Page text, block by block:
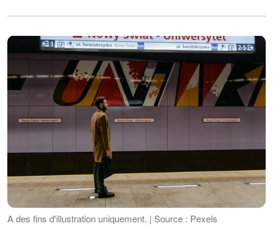
A des fins d'illustration uniquement. | Source : Pexels